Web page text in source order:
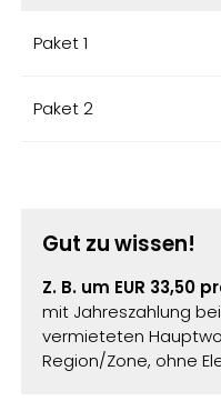
Paket 1
Paket 2
Gut zu wissen!
Z. B. um EUR 33,50
mit Jahreszahlung
vermieteten
Region/Zone, ohne